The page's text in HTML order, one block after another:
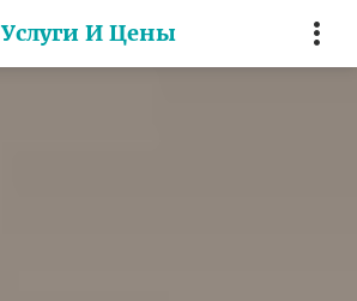
Услуги И Цены